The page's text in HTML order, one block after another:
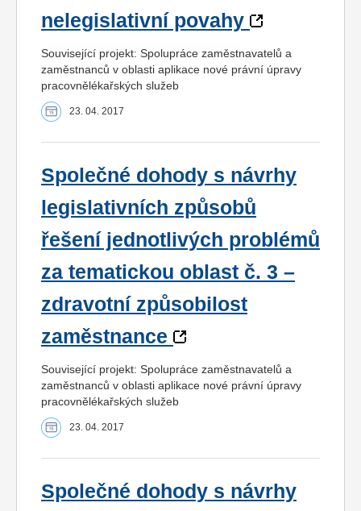
nelegislativní povahy
Související projekt: Spolupráce zaměstnavatelů a
zaměstnanců v oblasti aplikace nové právní úpravy
pracovnělékařských služeb
23. 04. 2017
Společné dohody s návrhy
legislativních způsobů
řešení jednotlivých problémů
za tematickou oblast č. 3 –
zdravotní způsobilost
zaměstnance
Související projekt: Spolupráce zaměstnavatelů a
zaměstnanců v oblasti aplikace nové právní úpravy
pracovnělékařských služeb
23. 04. 2017
Společné dohody s návrhy